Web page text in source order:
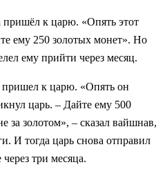
пришёл к царю. «Опять этот
ему 250 золотых монет». Но
ему прийти через месяц.
пришел к царю. «Опять он
царь. – Дайте ему 500
за золотом», – сказал вайшнав,
И тогда царь снова отправил
три месяца.